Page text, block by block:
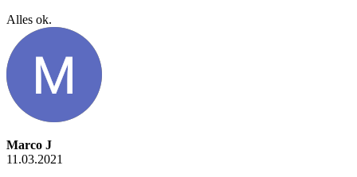
Alles ok.
Marco J
11.03.2021